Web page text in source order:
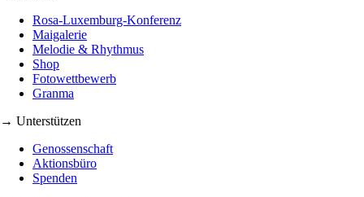
Rosa-Luxemburg-Konferenz
Maigalerie
Melodie & Rhythmus
Shop
Fotowettbewerb
Granma
→ Unterstützen
Genossenschaft
Aktionsbüro
Spenden